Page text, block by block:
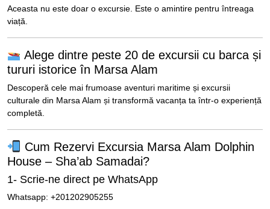
Aceasta nu este doar o excursie. Este o amintire pentru întreaga
viață.
Alege dintre peste 20 de excursii cu barca și
tururi istorice în Marsa Alam
Descoperă cele mai frumoase aventuri maritime și excursii
culturale din Marsa Alam și transformă vacanța ta într-o experiență
completă.
Cum Rezervi Excursia Marsa Alam Dolphin
House – Sha’ab Samadai?
1- Scrie-ne direct pe WhatsApp
Whatsapp: +201202905255